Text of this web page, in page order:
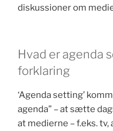
diskussioner om
Hvad er agenda
forklaring
‘Agenda setting’
agenda” – at sætte
at medierne – f.eks. tv,